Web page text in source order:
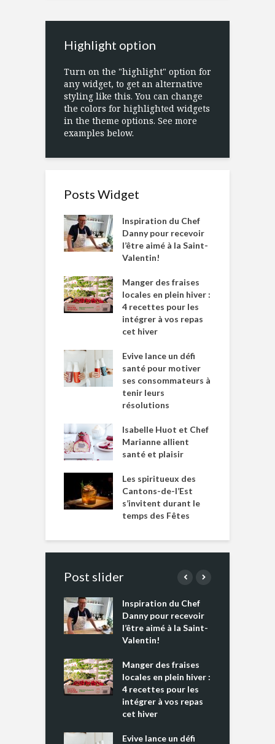
Highlight option
Turn on the "highlight" option for
any widget, to get an alternative
styling like this. You can change
the colors for highlighted widgets
in the theme options. See more
examples below.
Posts Widget
Inspiration du Chef
Danny pour recevoir
l’être aimé à la Saint-
Valentin!
Manger des fraises
locales en plein hiver :
4 recettes pour les
intégrer à vos repas
cet hiver
Evive lance un défi
santé pour motiver
ses consommateurs à
tenir leurs
résolutions
Isabelle Huot et Chef
Marianne allient
santé et plaisir
Les spiritueux des
Cantons-de-l’Est
s’invitent durant le
temps des Fêtes
Post slider
Inspiration du Chef
Danny pour recevoir
l’être aimé à la Saint-
Valentin!
Manger des fraises
locales en plein hiver :
4 recettes pour les
intégrer à vos repas
cet hiver
Evive lance un défi